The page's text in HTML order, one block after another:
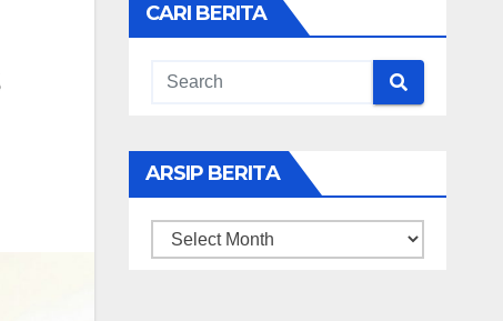
CARI BERITA
ARSIP BERITA
ARSIP